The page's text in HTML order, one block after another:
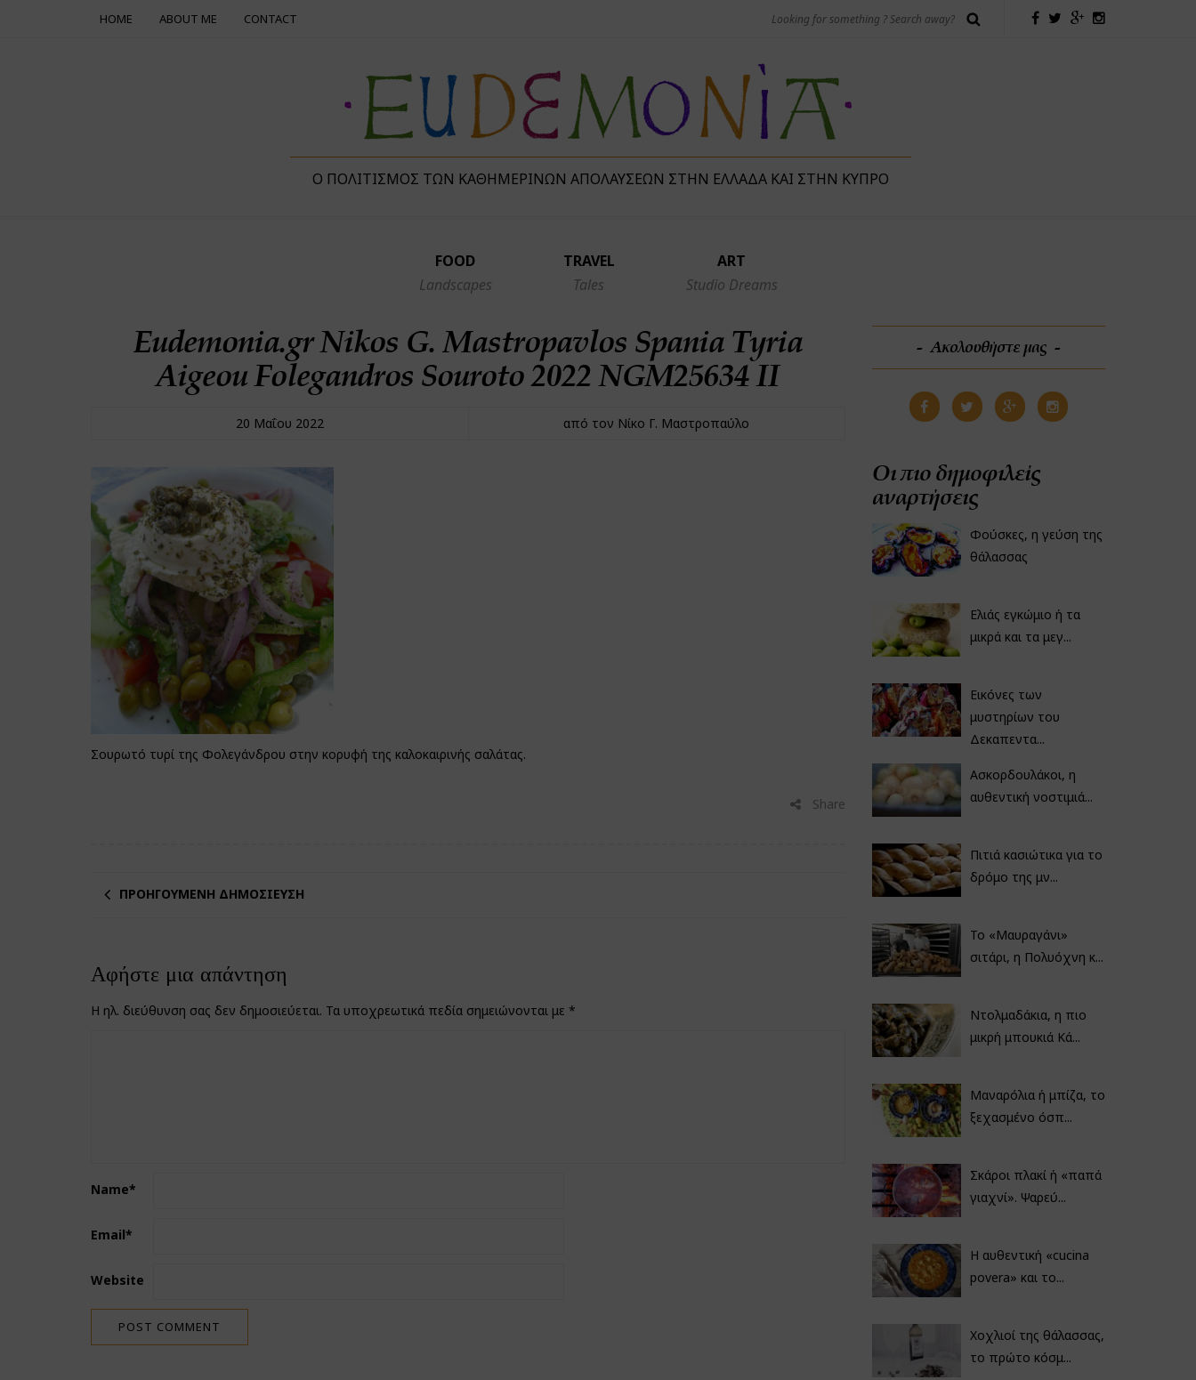
HOME ABOUT ME CONTACT
Ο ΠΟΛΙΤΙΣΜΌΣ ΤΩΝ ΚΑΘΗΜΕΡΙΝΏΝ ΑΠΟΛΑΎΣΕΩΝ ΣΤΗΝ ΕΛΛΆΔΑ ΚΑΙ ΣΤΗΝ ΚΎΠΡΟ
FOOD
Landscapes
TRAVEL
Tales
ART
Studio Dreams
Eudemonia.gr Nikos G. Mastropavlos Spania Tyria
Aigeou Folegandros Souroto 2022 NGM25634 II
20 Μαΐου 2022 από τον Νίκο Γ. Μαστροπαύλο
Σουρωτό τυρί της Φολεγάνδρου στην κορυφή της καλοκαιρινής σαλάτας.
Share
ΠΡΟΗΓΟΎΜΕΝΗ ΔΗΜΟΣΊΕΥΣΗ
Αφήστε μια απάντηση
Η ηλ. διεύθυνση σας δεν δημοσιεύεται. Τα υποχρεωτικά πεδία σημειώνονται με *
Name*
Email*
Website
Ακολουθήστε μας
Οι πιο δημοφιλείς
αναρτήσεις
Φούσκες, η γεύση της
θάλασσας
Ελιάς εγκώμιο ή τα
μικρά και τα μεγ...
Εικόνες των
μυστηρίων του
Δεκαπεντα...
Ασκορδουλάκοι, η
αυθεντική νοστιμιά...
Πιτιά κασιώτικα για το
δρόμο της μν...
Το «Μαυραγάνι»
σιτάρι, η Πολυόχνη κ...
Ντολμαδάκια, η πιο
μικρή μπουκιά Κά...
Μαναρόλια ή μπίζα, το
ξεχασμένο όσπ...
Σκάροι πλακί ή «παπά
γιαχνί». Ψαρεύ...
Η αυθεντική «cucina
povera» και το...
Χοχλιοί της θάλασσας,
το πρώτο κόσμ...